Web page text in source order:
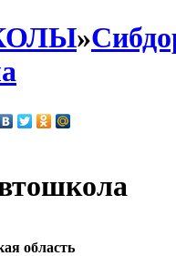
»
область